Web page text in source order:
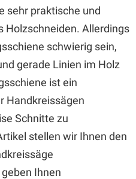
sehr praktische und
Holzschneiden. Allerdings
schwierig sein,
gerade Linien im Holz
ist ein
Handkreissägen
Schnitte zu
stellen wir Ihnen den
Ihnen